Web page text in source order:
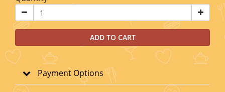
ADD TO CART
Payment Options